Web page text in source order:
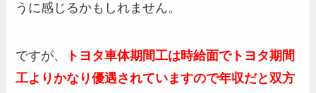
うに感じるかもしれません。
ですが、
トヨタ車体期間工は時給面でトヨタ期間
工よりかなり優遇されていますので年収だと双方